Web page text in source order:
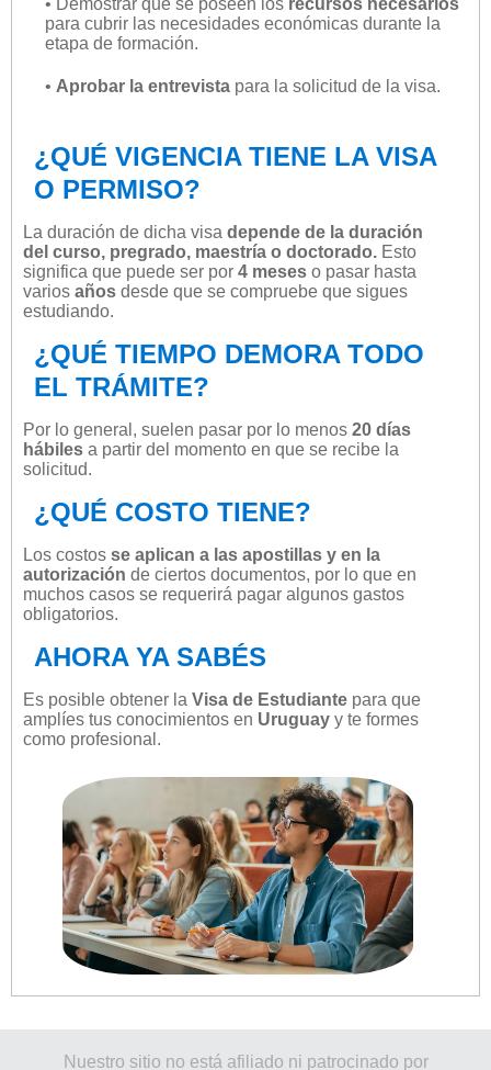
• Demostrar que se poseen los recursos necesarios
para cubrir las necesidades económicas durante la
etapa de formación.
• Aprobar la entrevista para la solicitud de la visa.
¿QUÉ VIGENCIA TIENE LA VISA
O PERMISO?
La duración de dicha visa depende de la duración
del curso, pregrado, maestría o doctorado. Esto
significa que puede ser por 4 meses o pasar hasta
varios años desde que se compruebe que sigues
estudiando.
¿QUÉ TIEMPO DEMORA TODO
EL TRÁMITE?
Por lo general, suelen pasar por lo menos 20 días
hábiles a partir del momento en que se recibe la
solicitud.
¿QUÉ COSTO TIENE?
Los costos se aplican a las apostillas y en la
autorización de ciertos documentos, por lo que en
muchos casos se requerirá pagar algunos gastos
obligatorios.
AHORA YA SABÉS
Es posible obtener la Visa de Estudiante para que
amplíes tus conocimientos en Uruguay y te formes
como profesional.
Nuestro sitio no está afiliado ni patrocinado por